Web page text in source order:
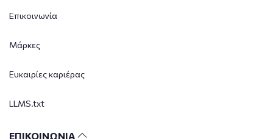
Επικοινωνία
Μάρκες
Ευκαιρίες καριέρας
LLMS.txt
ΕΠΙΚΟΙΝΩΝΙΑ